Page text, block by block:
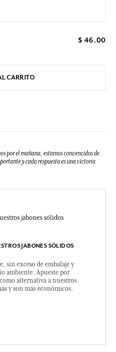
$ 46.00
CARRITO
por el mañana, estamos convencidos de
y cada respuesta es una victoria
JABONES SÓLIDOS
sin exceso de embalaje y
ambiente. Apueste por
alternativa a nuestros
y son más económicos.